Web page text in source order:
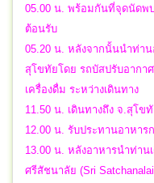
05.00 น. พร้อมกันที่จุดนัดพ
ต้อนรับ
05.20 น. หลังจากนั้นนำท่าน
สุโขทัยโดย รถบัสปรับอากา
เครื่องดื่ม ระหว่างเดินทาง
11.50 น. เดินทางถึง จ.สุโข
12.00 น. รับประทานอาหา
13.00 น. หลังอาหารนำท่าน
ศรีสัชนาลัย (Sri